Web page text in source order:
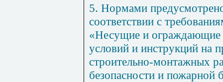
5. Нормами
соответствии с тре
«Несущие и ограждающие
условий и инструкций на
строительно-монтажных
безопасности и пожарной